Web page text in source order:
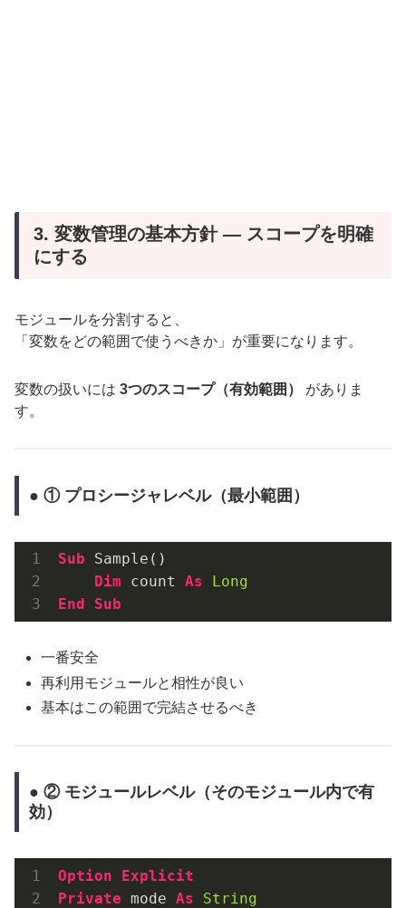
3. 変数管理の基本方針 ― スコープを明確
にする
モジュールを分割すると、
「変数をどの範囲で使うべきか」が重要になります。
変数の扱いには 3つのスコープ（有効範囲）
がありま
す。
● ① プロシージャレベル（最小範囲）
Sub Sample()
Dim count As
Long
End
Sub
一番安全
再利用モジュールと相性が良い
基本はこの範囲で完結させるべき
● ② モジュールレベル（そのモジュール内で有
効）
Option
Explicit
Private mode As String